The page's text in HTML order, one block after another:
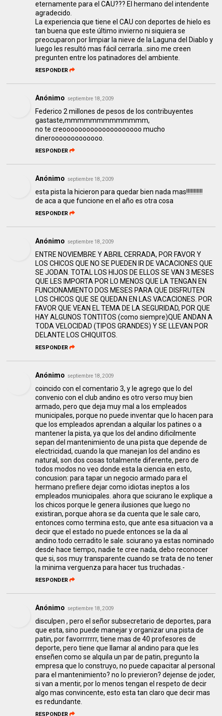
eternamente para el CAU??? El hermano del intendente
agradecido.
La experiencia que tiene el CAU con deportes de hielo es
tan buena que este último invierno ni siquiera se
preocuparon por limpiar la nieve de la Laguna del Diablo y
luego les resultó mas fácil cerrarla...sino me creen
pregunten entre los patinadores del ambiente.
RESPONDER
Anónimo septiembre 18, 2009
Federico 2 millones de pesos de los contribuyentes
gastaste,mmmmmmmmmmmmm,
no te creoooooooooooooooooooo mucho
dinerooooooooooooo.
RESPONDER
Anónimo septiembre 18, 2009
esta pista la hicieron para quedar bien nada mas!!!!!!!!!!!
de aca a que funcione en el año es otra cosa
RESPONDER
Anónimo septiembre 18, 2009
ENTRE NOVIEMBRE Y ABRIL CERRADA, POR FAVOR Y
LOS CHICOS QUE NO SE PUEDEN IR DE VACACIONES QUE
SE JODAN. TOTAL LOS HIJOS DE ELLOS SE VAN 3 MESES
QUE LES IMPORTA POR LO MENOS QUE LA TENGAN EN
FUNCIONAMIENTO DOS MESES PARA QUE DISFRUTEN
LOS CHICOS QUE SE QUEDAN EN LAS VACACIONES. POR
FAVOR QUE VEAN EL TEMA DE LA SEGURIDAD, POR QUE
HAY ALGUNOS TONTITOS (como siempre)QUE ANDAN A
TODA VELOCIDAD (TIPOS GRANDES) Y SE LLEVAN POR
DELANTE LOS CHIQUITOS.
RESPONDER
Anónimo septiembre 18, 2009
coincido con el comentario 3, y le agrego que lo del
convenio con el club andino es otro verso muy bien
armado, pero que deja muy mal a los empleados
municipales, porque no puede inventar que lo hacen para
que los empleados aprendan a alquilar los patines o a
mantener la pista, ya que los del andino dificilmente
sepan del mantenimiento de una pista que depende de
electricidad, cuando la que manejan los del andino es
natural, son dos cosas totalmente diferente, pero de
todos modos no veo donde esta la ciencia en esto,
concusion: para tapar un negocio armado para el
hermano prefiere dejar como idiotas ineptos a los
empleados municipales. ahora que sciurano le explique a
los chicos porque le genera ilusiones que luego no
existiran, porque ahora se da cuenta que le sale caro,
entonces como termina esto, que ante esa situacion va a
decir que el estado no puede entonces se la da al
andino.todo cerradito le sale. sciurano ya estas nominado
desde hace tiempo, nadie te cree nada, debo reconocer
que si, sos muy transparente cuando se trata de no tener
la minima verguenza para hacer tus truchadas.-
RESPONDER
Anónimo septiembre 18, 2009
disculpen , pero el señor subsecretario de deportes, para
que esta, sino puede manejar y organizar una pista de
patin, por favorrrrrrr, tiene mas de 40 profesores de
deporte, pero tiene que llamar al andino para que les
enseñen como se alquila un par de patin, pregunto la
empresa que lo construyo, no puede capacitar al personal
para el mantenimiento? no lo previeron? dejense de joder,
si van a mentir, por lo menos tengan el respeto de decir
algo mas convincente, esto esta tan claro que decir mas
es redundante.
RESPONDER